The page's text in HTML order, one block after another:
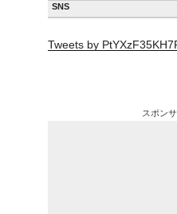
SNS
Tweets by
スポン